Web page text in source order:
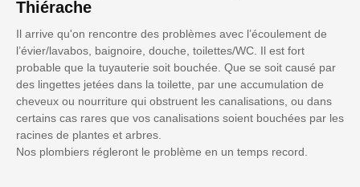
Thiérache
Il arrive qu'on rencontre des problèmes avec l’écoulement de
l’évier/lavabos, baignoire, douche, toilettes/WC. Il est fort
probable que la tuyauterie soit bouchée. Que se soit causé par
des lingettes jetées dans la toilette, par une accumulation de
cheveux ou nourriture qui obstruent les canalisations, ou dans
certains cas rares que vos canalisations soient bouchées par les
racines de plantes et arbres.
Nos plombiers régleront le problème en un temps record.